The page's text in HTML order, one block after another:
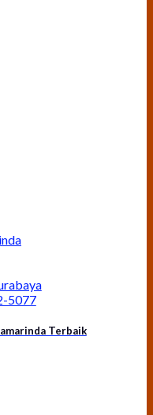
5077
Terbaik